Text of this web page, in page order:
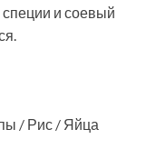
специи и соевый
/ Рис / Яйца